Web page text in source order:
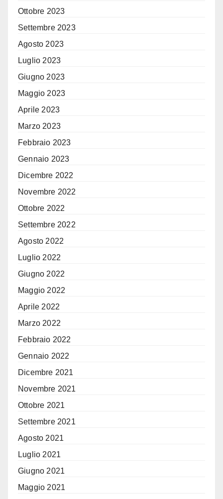
Ottobre 2023
Settembre 2023
Agosto 2023
Luglio 2023
Giugno 2023
Maggio 2023
Aprile 2023
Marzo 2023
Febbraio 2023
Gennaio 2023
Dicembre 2022
Novembre 2022
Ottobre 2022
Settembre 2022
Agosto 2022
Luglio 2022
Giugno 2022
Maggio 2022
Aprile 2022
Marzo 2022
Febbraio 2022
Gennaio 2022
Dicembre 2021
Novembre 2021
Ottobre 2021
Settembre 2021
Agosto 2021
Luglio 2021
Giugno 2021
Maggio 2021